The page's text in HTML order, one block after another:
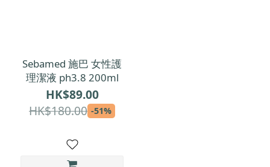
Sebamed 施巴 女性護
理潔液 ph3.8 200ml
HK$89.00
HK$180.00 -51%